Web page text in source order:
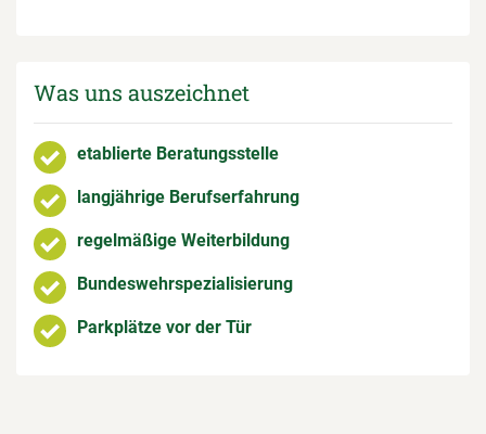
Was uns auszeichnet
etablierte Beratungsstelle
langjährige Berufserfahrung
regelmäßige Weiterbildung
Bundeswehrspezialisierung
Parkplätze vor der Tür